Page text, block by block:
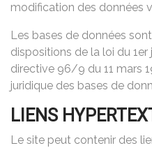
modification des données
Les bases de données
dispositions de la loi du
directive 96/9 du 11 mars
juridique des bases de
LIENS
Le site peut contenir des